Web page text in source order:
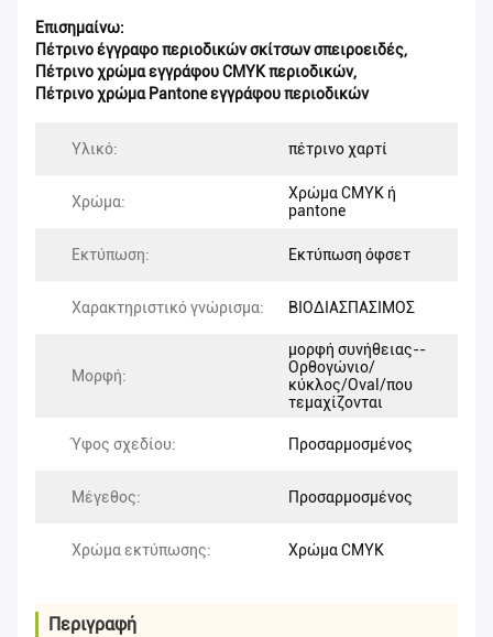
Επισημαίνω:
Πέτρινο έγγραφο περιοδικών σκίτσων σπειροειδές,
Πέτρινο χρώμα εγγράφου CMYK περιοδικών,
Πέτρινο χρώμα Pantone εγγράφου περιοδικών
Υλικό: πέτρινο χαρτί
Χρώμα:
Χρώμα CMYK ή
pantone
Εκτύπωση: Εκτύπωση όφσετ
Χαρακτηριστικό γνώρισμα: ΒΙΟΔΙΑΣΠΑΣΙΜΟΣ
Μορφή:
μορφή συνήθειας--
Ορθογώνιο/
κύκλος/Oval/που
τεμαχίζονται
Ύφος σχεδίου: Προσαρμοσμένος
Μέγεθος: Προσαρμοσμένος
Χρώμα εκτύπωσης: Χρώμα CMYK
Περιγραφή